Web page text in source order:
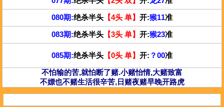
080期:绝杀半头 【4头 单】 开:猴11准
083期:绝杀半头 【3头 单】 开:猴23准
085期:绝杀半头 【0头 单】 开: ？00准
不怕输的苦,就怕断了赌.小赌怡情,大赌致富
不嫖也不赌生活很辛苦,日赌夜赌早晚开路虎